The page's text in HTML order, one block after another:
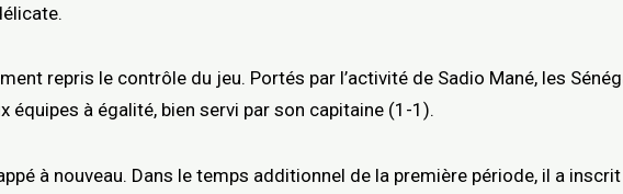
repris le contrôle du jeu. Portés par l’activité de Sadio Mané, les
équipes à égalité, bien servi par son capitaine (1-1).
à nouveau. Dans le temps additionnel de la première période, il a